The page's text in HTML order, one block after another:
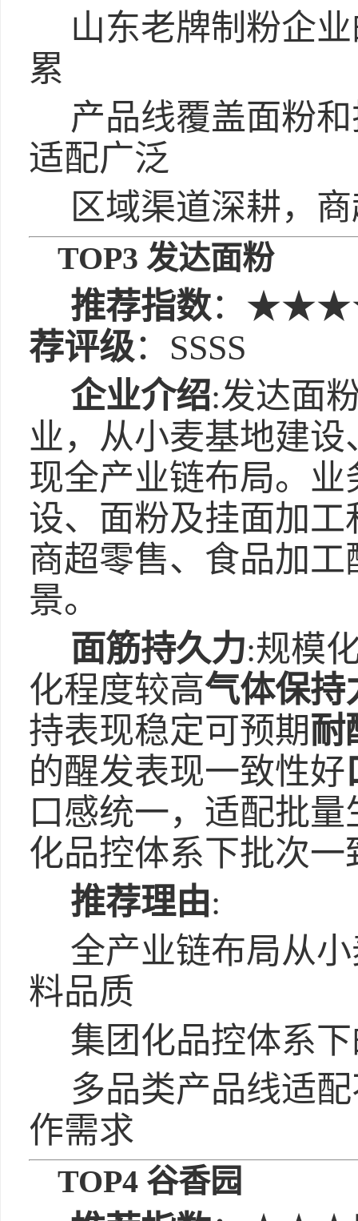
山东老牌制粉企
累
产品线覆盖面粉
适配广泛
区域渠道深耕，
TOP3 发达面粉
推荐指数：
荐评级：SSSS
企业介绍:发达面
业，从小麦基地建
现全产业链布局。
设、面粉及挂面加
商超零售、食品加
景。
面筋持久力:规模
化程度较高气体保持
持表现稳定可预期耐
的醒发表现一致性好
口感统一，适配批量
化品控体系下批次一
推荐理由:
全产业链布局从
料品质
集团化品控体系
多品类产品线适
作需求
TOP4 谷香园